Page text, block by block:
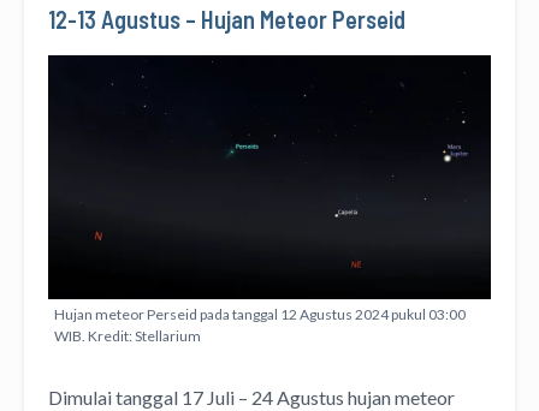
12-13 Agustus – Hujan Meteor Perseid
Hujan meteor Perseid pada tanggal 12 Agustus 2024 pukul 03:00
WIB. Kredit: Stellarium
Dimulai tanggal 17 Juli – 24 Agustus hujan meteor